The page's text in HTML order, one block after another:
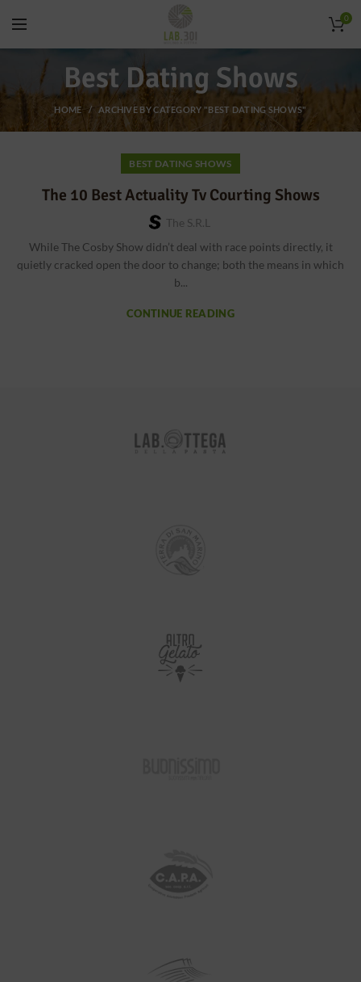
0
Best Dating Shows
HOME ARCHIVE BY CATEGORY "BEST DATING SHOWS"
BEST DATING SHOWS
The 10 Best Actuality Tv Courting Shows
The S.r.l
While The Cosby Show didn’t deal with race points directly, it
quietly cracked open the door to change; both the means in which
b...
CONTINUE READING